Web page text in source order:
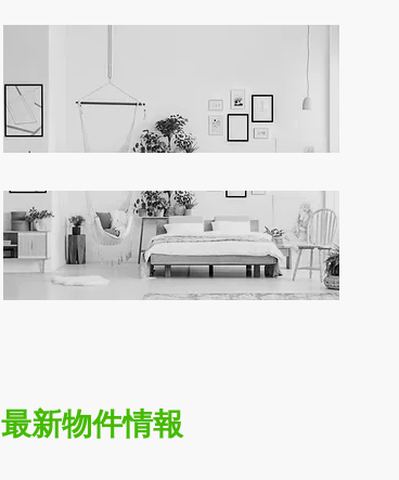
最新物件情報